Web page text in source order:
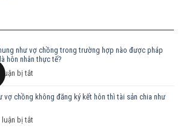
như vợ chồng trong trường hợp nào được pháp
hôn nhân thực tế?
luận bị tắt
nữ
vợ chồng không đăng ký kết hôn thì tài sản chia như
luận bị tắt